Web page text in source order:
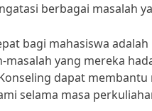
berbagai masalah
bagi mahasiswa
yang mereka
dapat
selama masa